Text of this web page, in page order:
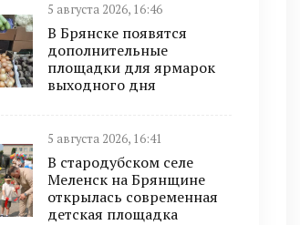
5 августа 2026, 16:46
В Брянске появятся
дополнительные
площадки для ярмарок
выходного дня
5 августа 2026, 16:41
В стародубском селе
Меленск на Брянщине
открылась современная
детская площадка